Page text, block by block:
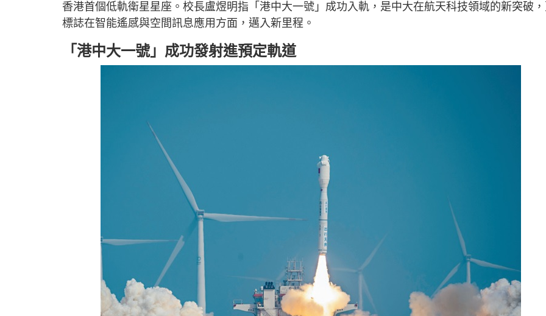
香港首個低軌衛星星座。校長盧煜明指「港中大一號」成功入軌，是中大在航天科技領域的新突破，
標誌在智能遙感與空間訊息應用方面，邁入新里程。
「港中大一號」成功發射進預定軌道